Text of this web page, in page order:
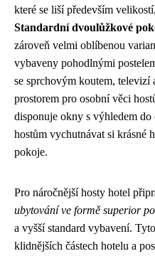
které se liší především
Standardní dvoulůžkové
zároveň velmi oblíbenou
vybaveny pohodlnými
se sprchovým koutem, televizí
prostorem pro osobní věci
disponuje okny s výhledem
hostům vychutnávat si krásné
pokoje.
Pro náročnější hosty hotel
ubytování ve formě superior
a vyšší standard vybavení.
klidnějších částech hotelu a